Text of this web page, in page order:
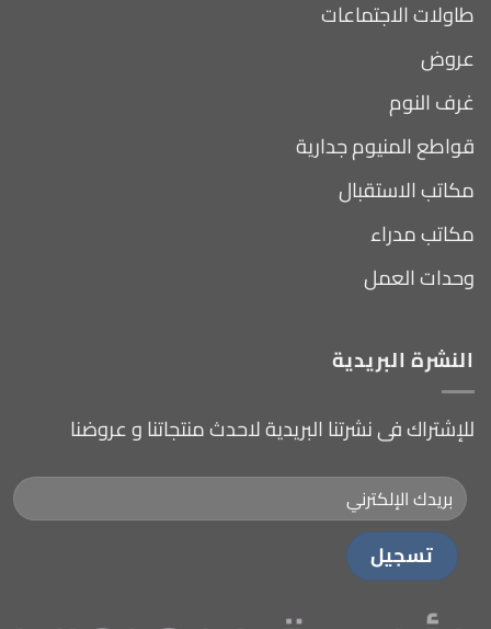
طاولات الاجتماعات
عروض
غرف النوم
قواطع المنيوم جدارية
مكاتب الاستقبال
مكاتب مدراء
وحدات العمل
النشرة البريدية
للإشتراك فى نشرتنا البريدية لاحدث منتجاتنا و عروضنا